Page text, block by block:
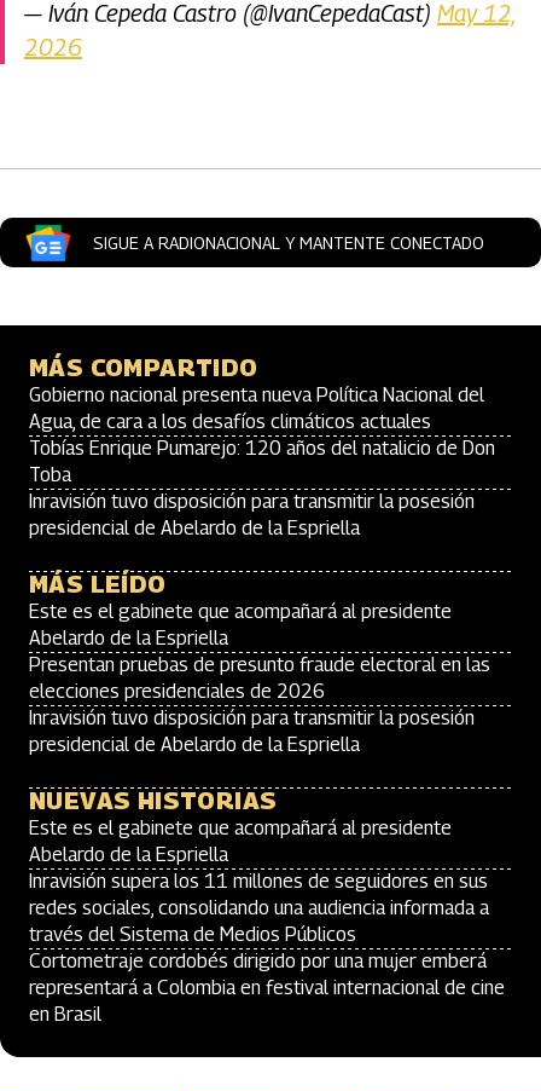
— Iván Cepeda Castro (@IvanCepedaCast) May 12,
2026
SIGUE A RADIONACIONAL Y MANTENTE CONECTADO
MÁS COMPARTIDO
Gobierno nacional presenta nueva Política Nacional del
Agua, de cara a los desafíos climáticos actuales
Tobías Enrique Pumarejo: 120 años del natalicio de Don
Toba
Inravisión tuvo disposición para transmitir la posesión
presidencial de Abelardo de la Espriella
MÁS LEÍDO
Este es el gabinete que acompañará al presidente
Abelardo de la Espriella
Presentan pruebas de presunto fraude electoral en las
elecciones presidenciales de 2026
Inravisión tuvo disposición para transmitir la posesión
presidencial de Abelardo de la Espriella
NUEVAS HISTORIAS
Este es el gabinete que acompañará al presidente
Abelardo de la Espriella
Inravisión supera los 11 millones de seguidores en sus
redes sociales, consolidando una audiencia informada a
través del Sistema de Medios Públicos
Cortometraje cordobés dirigido por una mujer emberá
representará a Colombia en festival internacional de cine
en Brasil